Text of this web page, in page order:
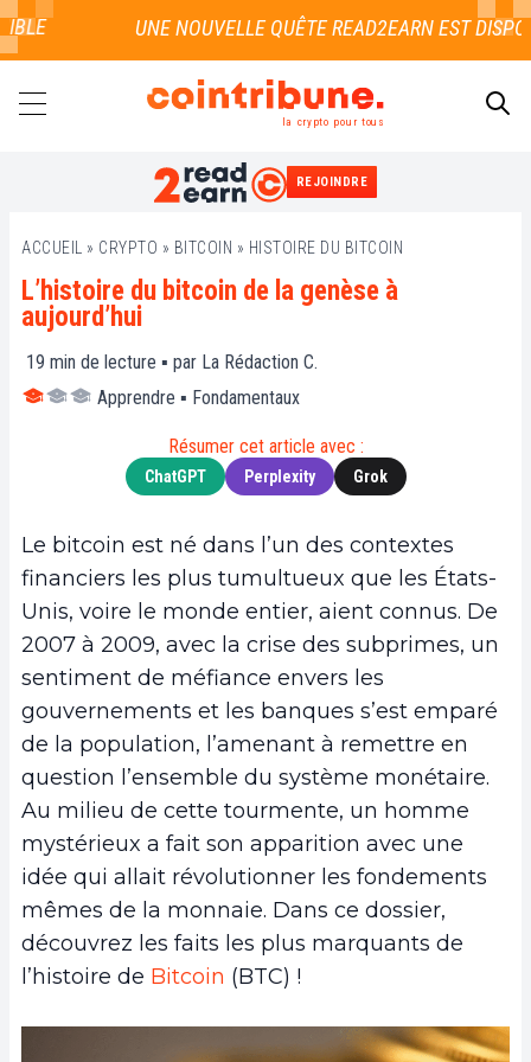
la crypto pour tous
REJOINDRE
ACCUEIL » CRYPTO » BITCOIN » HISTOIRE DU BITCOIN
L’histoire du bitcoin de la genèse à
aujourd’hui
19 min de lecture ▪ par La Rédaction C.
Apprendre ▪ Fondamentaux
Résumer cet article avec :
ChatGPT Perplexity Grok
Le bitcoin est né dans l’un des contextes
financiers les plus tumultueux que les États-
Unis, voire le monde entier, aient connus. De
2007 à 2009, avec la crise des subprimes, un
sentiment de méfiance envers les
gouvernements et les banques s’est emparé
de la population, l’amenant à remettre en
question l’ensemble du système monétaire.
Au milieu de cette tourmente, un homme
mystérieux a fait son apparition avec une
idée qui allait révolutionner les fondements
mêmes de la monnaie. Dans ce dossier,
découvrez les faits les plus marquants de
l’histoire de Bitcoin (BTC) !